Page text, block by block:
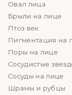
Овал лица
Брыли на лице
Птоз век
Пигментация на
Поры на лице
Сосудистые
Сосуды на лице
Шрамы и рубцы